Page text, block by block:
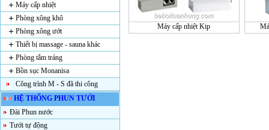
Máy cấp nhiệt
Phòng xông khô
Phòng xông ướt
Thiết bị massage - sauna khác
Phòng tắm tráng
Bồn sục Monanisa
Công trình M - S đã thi công
HỆ THỐNG PHUN TƯỚI
Đài Phun nước
Tưới tự động
Máy cấp nhiệt Kip